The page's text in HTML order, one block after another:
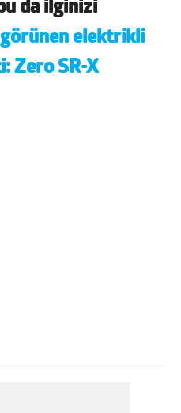
da ilginizi
elektrikli
Zero SR-X